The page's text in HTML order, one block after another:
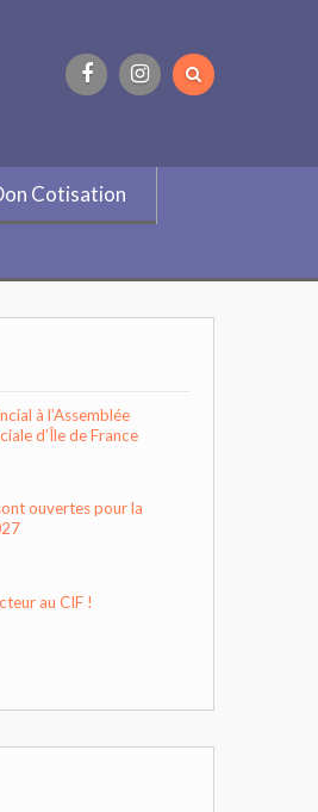
Cotisation
à l’Assemblée
d’Île de France
ouvertes pour la
au CIF !